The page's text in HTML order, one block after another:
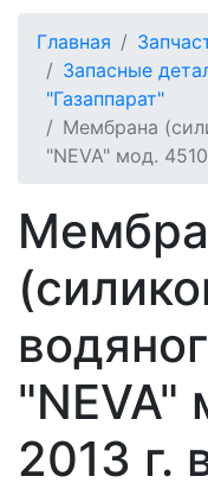
Главная
Запасные
"Газаппарат"
Мембрана
"NEVA" мод.
2013 г.